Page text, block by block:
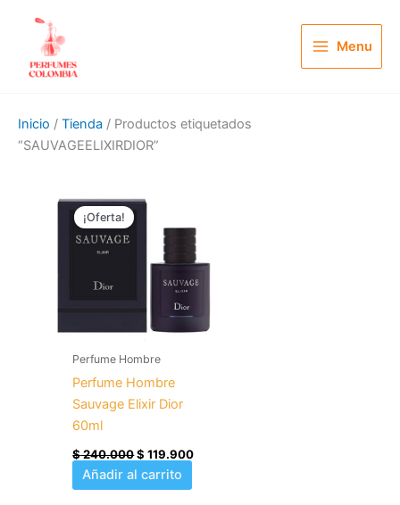
contenido
Menu
Inicio / Tienda / Productos etiquetados
“SAUVAGEELIXIRDIOR”
¡Oferta!
Perfume Hombre
Perfume Hombre
Sauvage Elixir Dior
60ml
$240.000
original
$ 240.000.
$ 119.900
actual
es:
$ 119.900.
Añadir al carrito